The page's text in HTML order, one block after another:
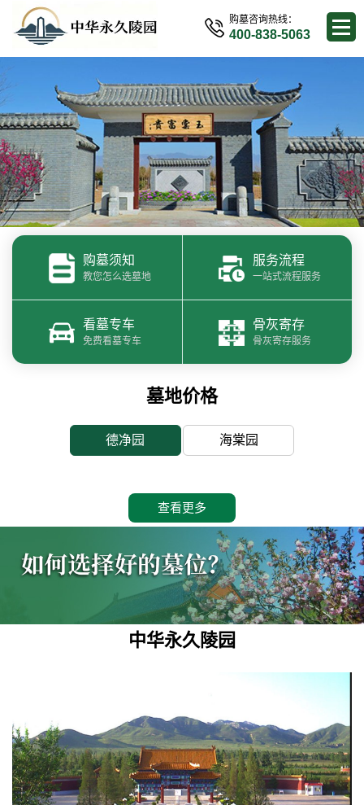
购墓咨询热线：
400-838-5063
购墓须知
教您怎么选墓地
服务流程
一站式流程服务
看墓专车
免费看墓专车
骨灰寄存
骨灰寄存服务
墓地价格
德净园 海棠园
查看更多
中华永久陵园